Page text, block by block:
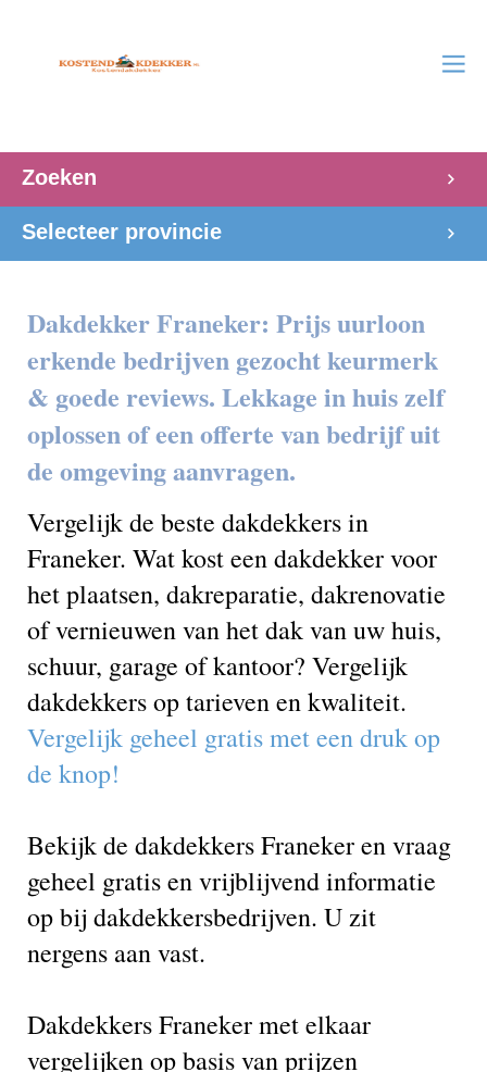
Zoeken
Selecteer provincie
Dakdekker Franeker: Prijs uurloon
erkende bedrijven gezocht keurmerk
& goede reviews. Lekkage in huis zelf
oplossen of een offerte van bedrijf uit
de omgeving aanvragen.
Vergelijk de beste dakdekkers in
Franeker. Wat kost een dakdekker voor
het plaatsen, dakreparatie, dakrenovatie
of vernieuwen van het dak van uw huis,
schuur, garage of kantoor? Vergelijk
dakdekkers op tarieven en kwaliteit.
Vergelijk geheel gratis met een druk op
de knop!
Bekijk de dakdekkers Franeker en vraag
geheel gratis en vrijblijvend informatie
op bij dakdekkersbedrijven. U zit
nergens aan vast.
Dakdekkers Franeker met elkaar
vergelijken op basis van prijzen